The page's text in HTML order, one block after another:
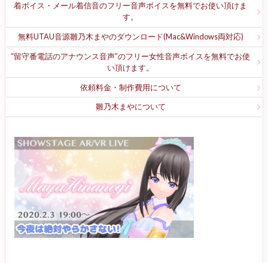
着ボイス・メール着信音のフリー音声ボイスを無料でお使い頂けま
す。
無料UTAU音源雛乃木まやのダウンロード(Mac&Windows両対応)
“留守番電話のアナウンス音声”のフリー女性音声ボイスを無料でお使
い頂けます。
依頼料金・制作費用について
雛乃木まやについて